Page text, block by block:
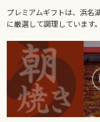
プレミアムギフトは、浜名
に厳選して調理しています。